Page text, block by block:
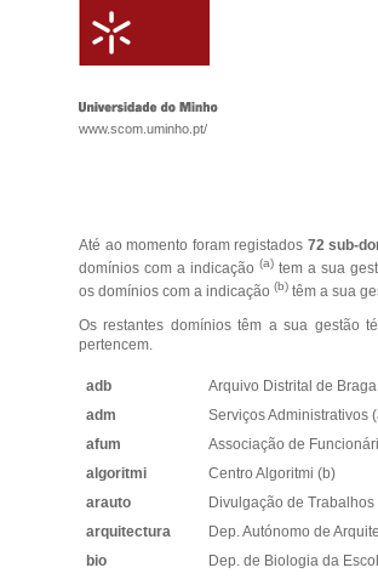
www.scom.uminho.pt/
Até ao momento foram registados 72 sub-
domínios com a indicação (a) tem a sua
os domínios com a indicação (b) têm a sua
Os restantes domínios têm a sua gestão
pertencem.
adb
Arquivo Distrital de
adm
Serviços Administrativos
afum
Associação de
algoritmi
Centro Algoritmi (b)
arauto
Divulgação de
arquitectura
Dep. Autónomo de
bio
Dep. de Biologia da